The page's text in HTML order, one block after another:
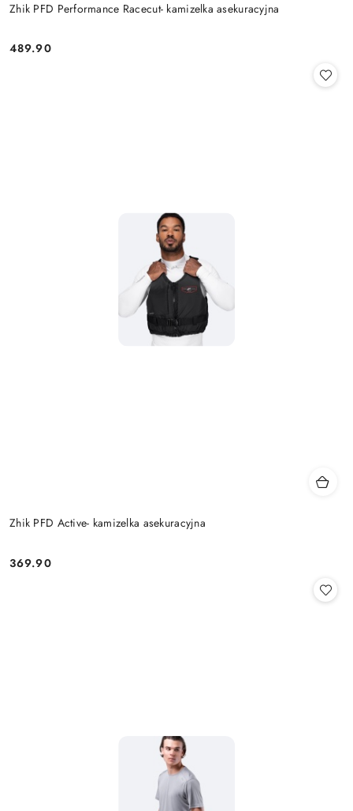
Zhik PFD Performance Racecut- kamizelka asekuracyjna
Cena:
489.90
Zhik PFD Active- kamizelka asekuracyjna
Cena:
369.90